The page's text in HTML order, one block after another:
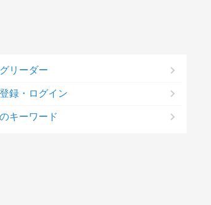
リーダー
録・ログイン
キーワード